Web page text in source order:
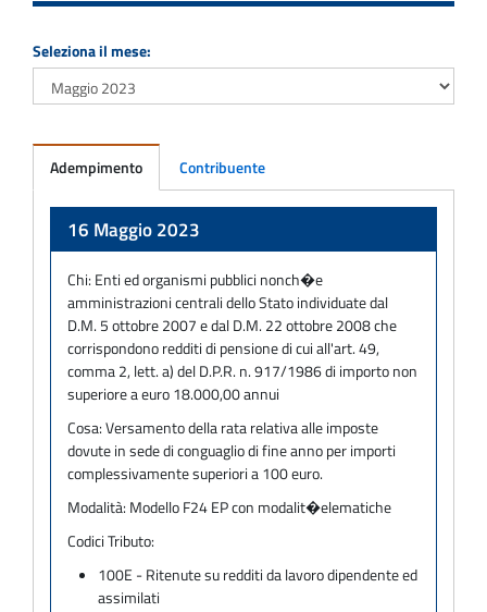
Seleziona il mese:
Adempimento Contribuente
16 Maggio 2023
Chi: Enti ed organismi pubblici nonch�e
amministrazioni centrali dello Stato individuate dal
D.M. 5 ottobre 2007 e dal D.M. 22 ottobre 2008 che
corrispondono redditi di pensione di cui all'art. 49,
comma 2, lett. a) del D.P.R. n. 917/1986 di importo non
superiore a euro 18.000,00 annui
Cosa:Versamento della rata relativa alle imposte
dovute in sede di conguaglio di fine anno per importi
complessivamente superiori a 100 euro.
Modalità: Modello F24 EP con modalit�elematiche
Codici Tributo:
100E - Ritenute su redditi da lavoro dipendente ed
assimilati